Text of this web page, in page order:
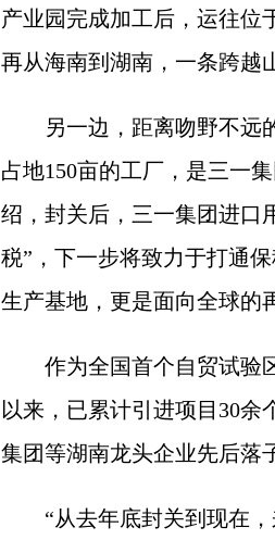
产业园完成加工后，运往位
再从海南到湖南，一条跨越
另一边，距离吻野不远的
占地150亩的工厂，是三一
绍，封关后，三一集团进口
税”，下一步将致力于打通
生产基地，更是面向全球的
作为全国首个自贸试验区
以来，已累计引进项目30余
集团等湖南龙头企业先后落
“从去年底封关到现在，